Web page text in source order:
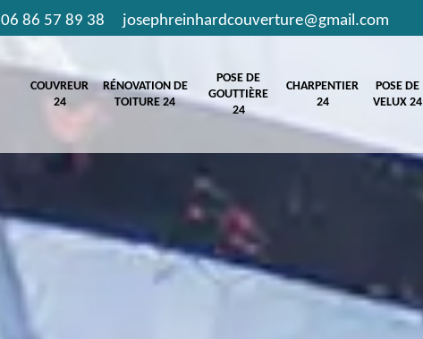
06 86 57 89 38 josephreinhardcouverture@gmail.com
COUVREUR
24
RÉNOVATION DE
TOITURE 24
POSE DE
GOUTTIÈRE
24
CHARPENTIER
24
POSE DE
VELUX 24